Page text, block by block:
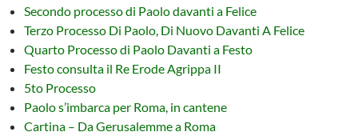
Secondo processo di Paolo davanti a Felice
Terzo Processo Di Paolo, Di Nuovo Davanti A Felice
Quarto Processo di Paolo Davanti a Festo
Festo consulta il Re Erode Agrippa II
5to Processo
Paolo s’imbarca per Roma, in cantene
Cartina – Da Gerusalemme a Roma